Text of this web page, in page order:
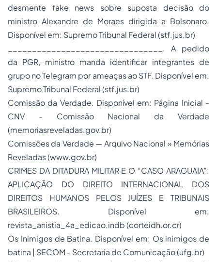
desmente fake news sobre suposta decisão do
ministro Alexandre de Moraes dirigida a Bolsonaro.
Disponível em: Supremo Tribunal Federal (stf.jus.br)
________________________________. A pedido
da PGR, ministro manda identificar integrantes de
grupo no Telegram por ameaças ao STF. Disponível em:
Supremo Tribunal Federal (stf.jus.br)
Comissão da Verdade. Disponível em: Página Inicial -
CNV - Comissão Nacional da Verdade
(memoriasreveladas.gov.br)
Comissões da Verdade — Arquivo Nacional » Memórias
Reveladas (www.gov.br)
CRIMES DA DITADURA MILITAR E O “CASO ARAGUAIA”:
APLICAÇÃO DO DIREITO INTERNACIONAL DOS
DIREITOS HUMANOS PELOS JUÍZES E TRIBUNAIS
BRASILEIROS. Disponível em:
revista_anistia_4a_edicao.indb (corteidh.or.cr)
Os Inimigos de Batina. Disponível em: Os inimigos de
batina | SECOM - Secretaria de Comunicação (ufg.br)